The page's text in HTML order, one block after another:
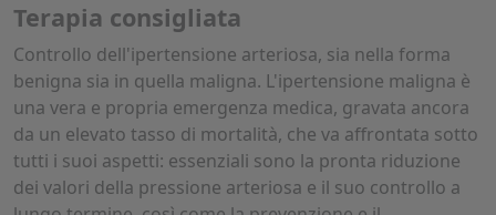
Terapia consigliata
Controllo dell'ipertensione arteriosa, sia nella forma
benigna sia in quella maligna. L'ipertensione maligna è
una vera e propria emergenza medica, gravata ancora
da un elevato tasso di mortalità, che va affrontata sotto
tutti i suoi aspetti: essenziali sono la pronta riduzione
dei valori della pressione arteriosa e il suo controllo a